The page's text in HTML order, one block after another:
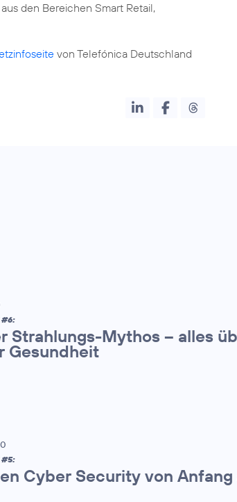
aus den Bereichen Smart Retail,
von Telefónica Deutschland
#6:
Strahlungs-Mythos – alles
Gesundheit
#5:
Cyber Security von